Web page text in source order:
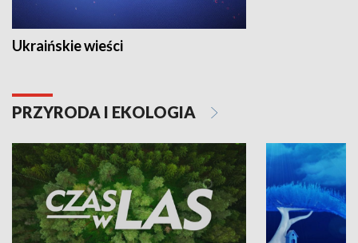
Ukraińskie wieści
PRZYRODA I EKOLOGIA